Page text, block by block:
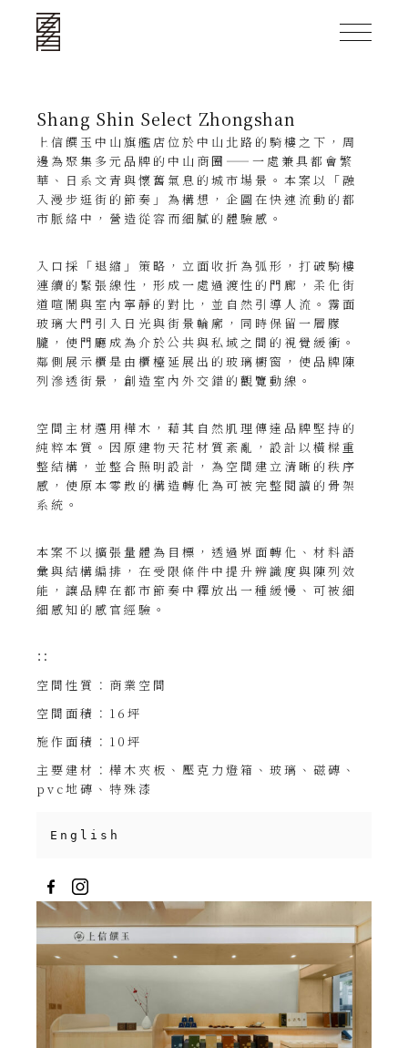
Shang Shin Select Zhongshan
上信饌玉中山旗艦店位於中山北路的騎樓之下，周
邊為聚集多元品牌的中山商圈——一處兼具都會繁
華、日系文青與懷舊氣息的城市場景。本案以「融
入漫步逛街的節奏」為構想，企圖在快速流動的都
市脈絡中，營造從容而細膩的體驗感。
入口採「退縮」策略，立面收折為弧形，打破騎樓
連續的緊張線性，形成一處過渡性的門廊，柔化街
道喧鬧與室內寧靜的對比，並自然引導人流。霧面
玻璃大門引入日光與街景輪廓，同時保留一層朦
朧，使門廳成為介於公共與私域之間的視覺緩衝。
鄰側展示櫃是由櫃檯延展出的玻璃櫥窗，使品牌陳
列滲透街景，創造室內外交錯的觀覽動線。
空間主材選用樺木，藉其自然肌理傳達品牌堅持的
純粹本質。因原建物天花材質紊亂，設計以橫樑重
整結構，並整合照明設計，為空間建立清晰的秩序
感，使原本零散的構造轉化為可被完整閱讀的骨架
系統。
本案不以擴張量體為目標，透過界面轉化、材料語
彙與結構編排，在受限條件中提升辨識度與陳列效
能，讓品牌在都市節奏中釋放出一種緩慢、可被細
細感知的感官經驗。
󠀠󠀠󠀠
空間性質：商業空間
空間面積：16坪
施作面積：10坪
主要建材：樺木夾板、壓克力燈箱、玻璃、磁磚、
pvc地磚、特殊漆
English